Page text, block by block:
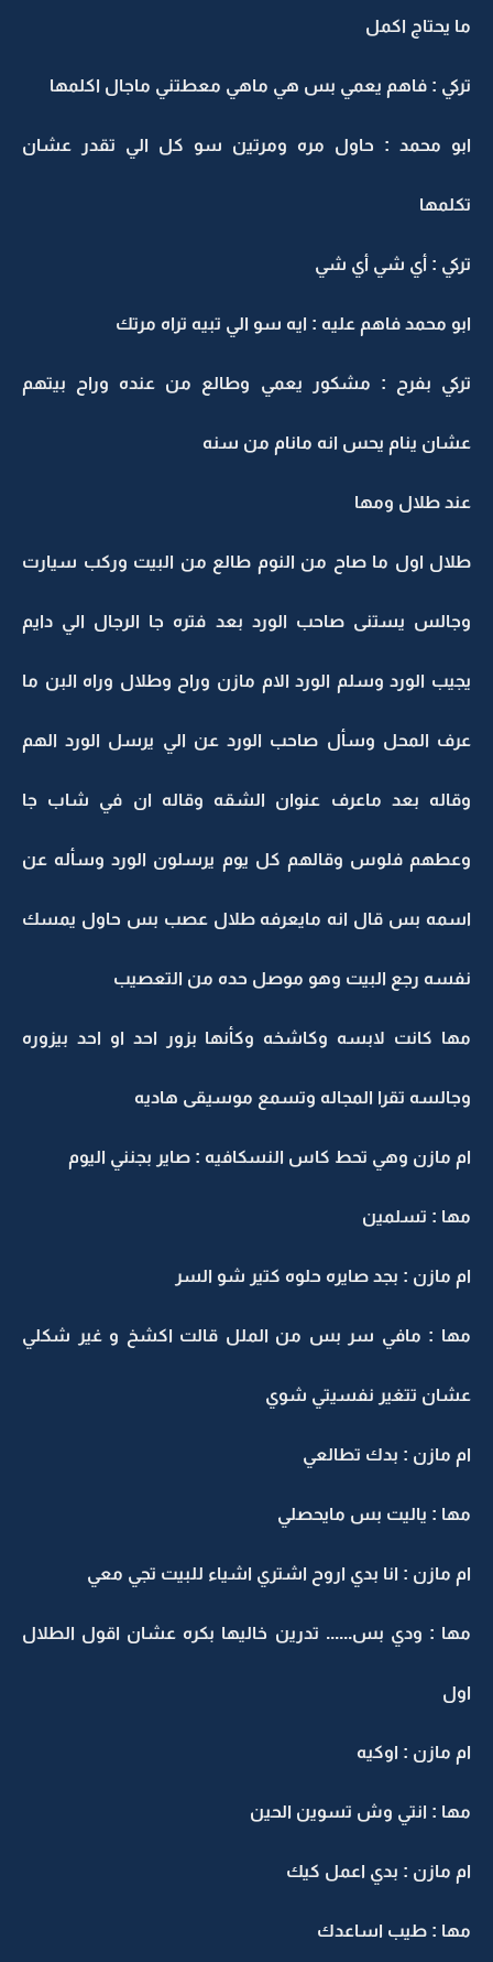
ما يحتاج اكمل
تركي : فاهم يعمي بس هي ماهي معطتني ماجال اكلمها
ابو محمد : حاول مره ومرتين سو كل الي تقدر عشان
تكلمها
تركي : أي شي أي شي
ابو محمد فاهم عليه : ايه سو الي تبيه تراه مرتك
تركي بفرح : مشكور يعمي وطالع من عنده وراح بيتهم
عشان ينام يحس انه مانام من سنه
عند طلال ومها
طلال اول ما صاح من النوم طالع من البيت وركب سيارت
وجالس يستنى صاحب الورد بعد فتره جا الرجال الي دايم
يجيب الورد وسلم الورد الام مازن وراح وطلال وراه البن ما
عرف المحل وسأل صاحب الورد عن الي يرسل الورد الهم
وقاله بعد ماعرف عنوان الشقه وقاله ان في شاب جا
وعطهم فلوس وقالهم كل يوم يرسلون الورد وسأله عن
اسمه بس قال انه مايعرفه طلال عصب بس حاول يمسك
نفسه رجع البيت وهو موصل حده من التعصيب
مها كانت لابسه وكاشخه وكأنها بزور احد او احد بيزوره
وجالسه تقرا المجاله وتسمع موسيقى هاديه
ام مازن وهي تحط كاس النسكافيه : صاير بجنني اليوم
مها : تسلمين
ام مازن : بجد صايره حلوه كتير شو السر
مها : مافي سر بس من الملل قالت اكشخ و غير شكلي
عشان تتغير نفسيتي شوي
ام مازن : بدك تطالعي
مها : ياليت بس مايحصلي
ام مازن : انا بدي اروح اشتري اشياء للبيت تجي معي
مها : ودي بس...... تدرين خاليها بكره عشان اقول الطلال
اول
ام مازن : اوكيه
مها : انتي وش تسوين الحين
ام مازن : بدي اعمل كيك
مها : طيب اساعدك